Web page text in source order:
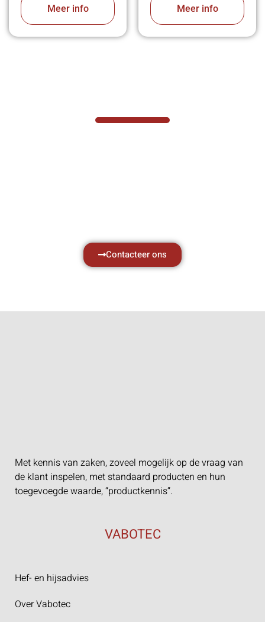
Meer info Meer info
Contacteer ons
Met kennis van zaken, zoveel mogelijk op de vraag van
de klant inspelen, met standaard producten en hun
toegevoegde waarde, “productkennis”.
VABOTEC
Hef- en hijsadvies
Over Vabotec